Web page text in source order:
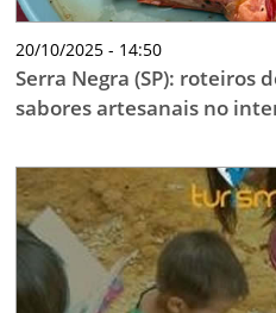
20/10/2025 - 14:50
Serra Negra (SP): roteiros
sabores artesanais no